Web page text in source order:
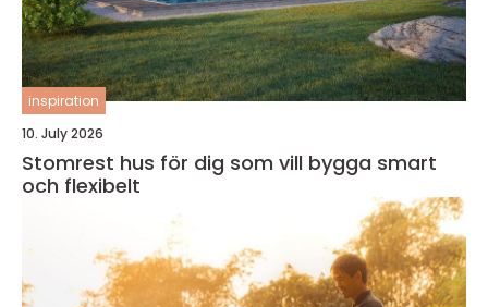
inspiration
10. July 2026
Stomrest hus för dig som vill bygga smart
och flexibelt